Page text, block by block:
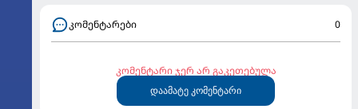
კომენტარები 0
კომენტარი ჯერ არ გაკეთებულა
დაამატე კომენტარი